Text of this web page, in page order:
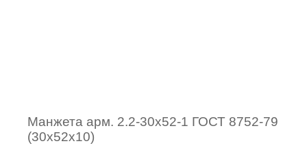
Манжета арм. 2.2-30х52-1 ГОСТ 8752-79
(30х52х10)